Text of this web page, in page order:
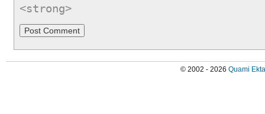
<strong>
© 2002 - 2026 Quami